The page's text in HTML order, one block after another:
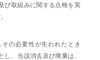
び取組みに関する点検を実
の必要性が失われたとき
、当該消去及び廃棄は、